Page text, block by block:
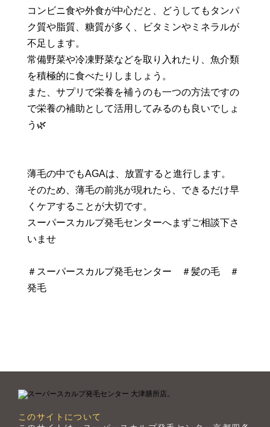
コンビニ食や外食が中心だと、どうしてもタンパ
ク質や脂質、糖質が多く、ビタミンやミネラルが
不足します。
常備野菜や冷凍野菜などを取り入れたり、魚介類
を積極的に食べたりしましょう。
また、サプリで栄養を補うのも一つの方法ですの
で栄養の補助として活用してみるのも良いでしょ
う🌿
薄毛の中でもAGAは、放置すると進行します。
そのため、薄毛の前兆が現れたら、できるだけ早
くケアすることが大切です。
スーパースカルプ発毛センターへまずご相談下さ
いませ
＃スーパースカルプ発毛センター ＃髪の毛 ＃
発毛
このサイトについて